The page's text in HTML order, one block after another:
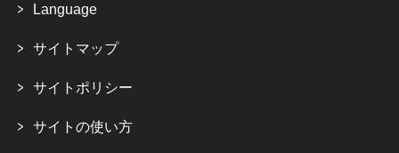
Language
サイトマップ
サイトポリシー
サイトの使い方